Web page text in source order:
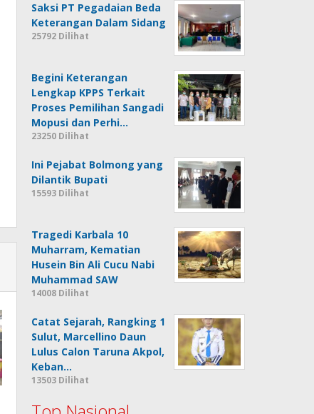
Saksi PT Pegadaian Beda
Keterangan Dalam Sidang
25792 Dilihat
Begini Keterangan
Lengkap KPPS Terkait
Proses Pemilihan Sangadi
Mopusi dan Perhi…
23250 Dilihat
Ini Pejabat Bolmong yang
Dilantik Bupati
15593 Dilihat
Tragedi Karbala 10
Muharram, Kematian
Husein Bin Ali Cucu Nabi
Muhammad SAW
14008 Dilihat
Catat Sejarah, Rangking 1
Sulut, Marcellino Daun
Lulus Calon Taruna Akpol,
Keban…
13503 Dilihat